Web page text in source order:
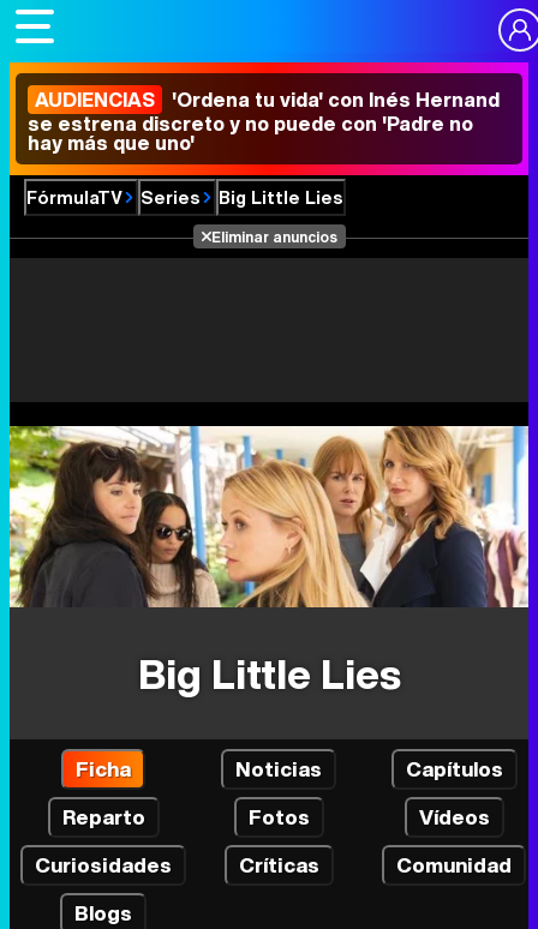
AUDIENCIAS 'Ordena tu vida' con Inés Hernand
se estrena discreto y no puede con 'Padre no
hay más que uno'
FórmulaTV Series Big Little Lies
Eliminar anuncios
Big Little Lies
Ficha Noticias
Capítulos
Reparto
Fotos
Vídeos
Curiosidades
Críticas
Comunidad
Blogs